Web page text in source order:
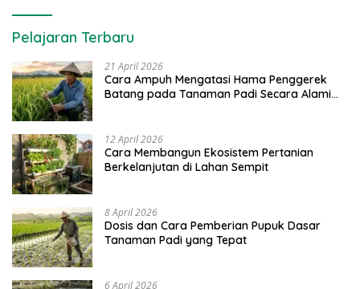
Pelajaran Terbaru
21 April 2026
Cara Ampuh Mengatasi Hama Penggerek
Batang pada Tanaman Padi Secara Alami
12 April 2026
Cara Membangun Ekosistem Pertanian
Berkelanjutan di Lahan Sempit
8 April 2026
Dosis dan Cara Pemberian Pupuk Dasar
Tanaman Padi yang Tepat
6 April 2026